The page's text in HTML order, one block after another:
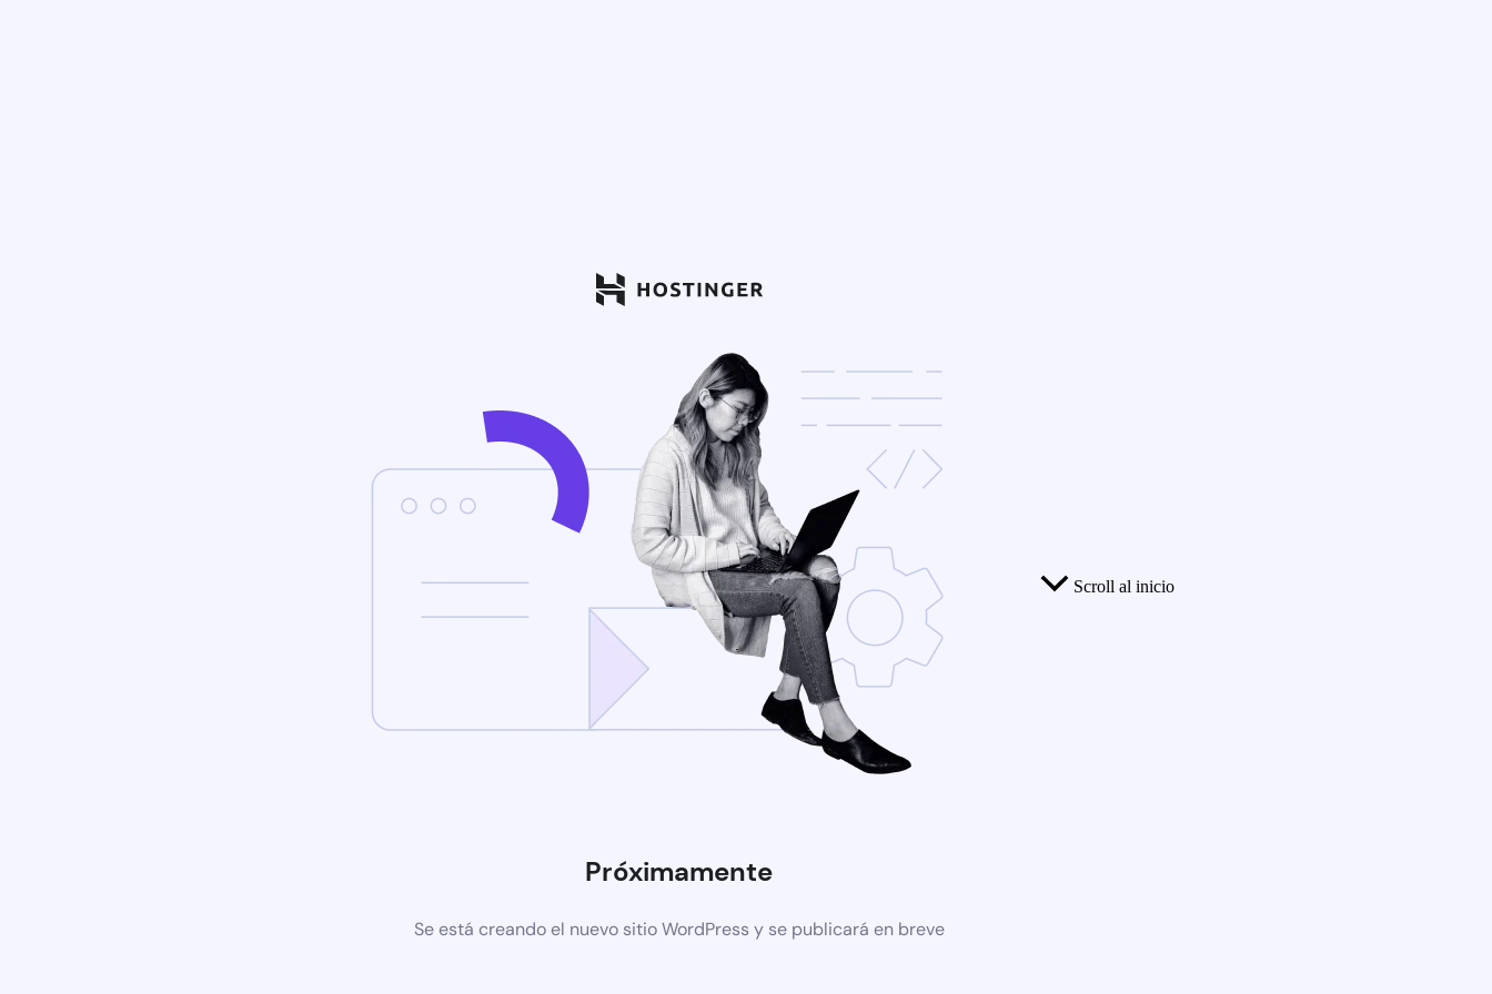
Próximamente
Se está creando el nuevo sitio WordPress y se publicará en breve
Scroll al inicio